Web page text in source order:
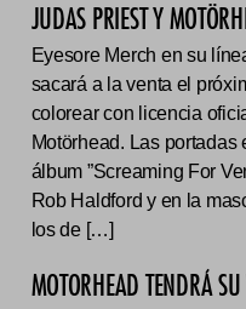
JUDAS PRIEST Y
Eyesore Merch en su
sacará a la venta el
colorear con licencia
Motörhead. Las portadas
álbum ”Screaming For
Rob Haldford y en la
los de […]
MOTORHEAD TENDRÁ